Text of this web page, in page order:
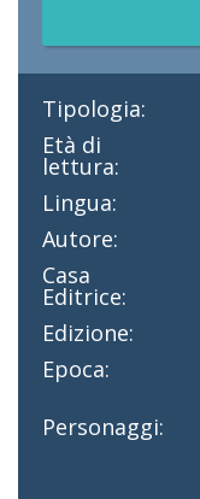
Tipologia:
Età di
lettura:
Lingua:
Autore:
Casa
Editrice:
Edizione:
Epoca:
Personaggi: